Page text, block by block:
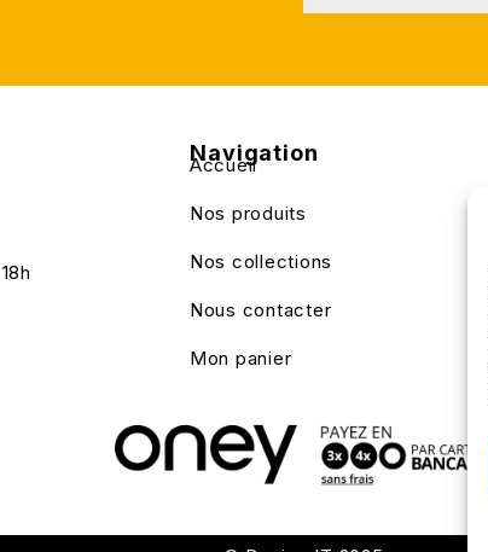
Navigation
Accueil
Nos produits
Nos collections
Nous contacter
Mon panier